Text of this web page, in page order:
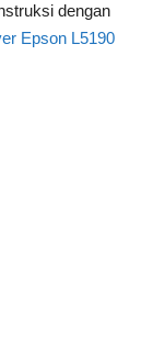
dengan
Epson L5190